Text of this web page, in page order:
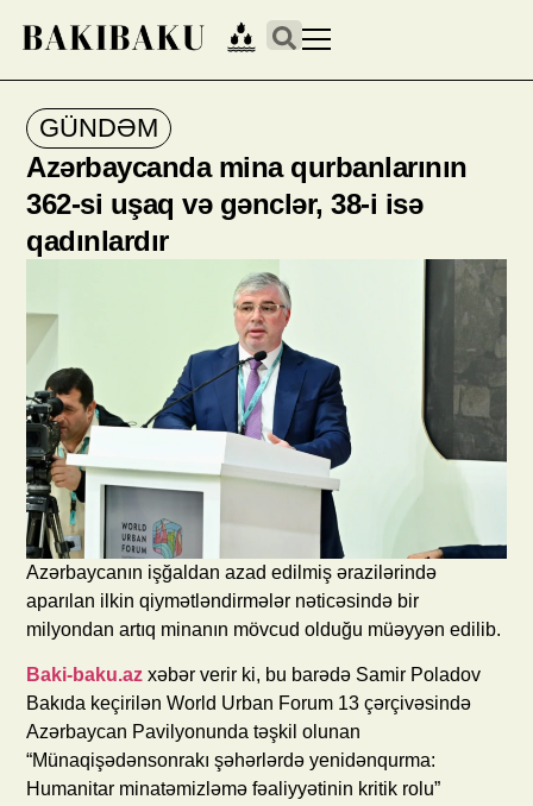
GÜNDƏM
Azərbaycanda mina qurbanlarının
362-si uşaq və gənclər, 38-i isə
qadınlardır
Azərbaycanın işğaldan azad edilmiş ərazilərində
aparılan ilkin qiymətləndirmələr nəticəsində bir
milyondan artıq minanın mövcud olduğu müəyyən edilib.
Baki-baku.az xəbər verir ki, bu barədə Samir Poladov
Bakıda keçirilən World Urban Forum 13 çərçivəsində
Azərbaycan Pavilyonunda təşkil olunan
“Münaqişədənsonrakı şəhərlərdə yenidənqurma:
Humanitar minatəmizləmə fəaliyyətinin kritik rolu”